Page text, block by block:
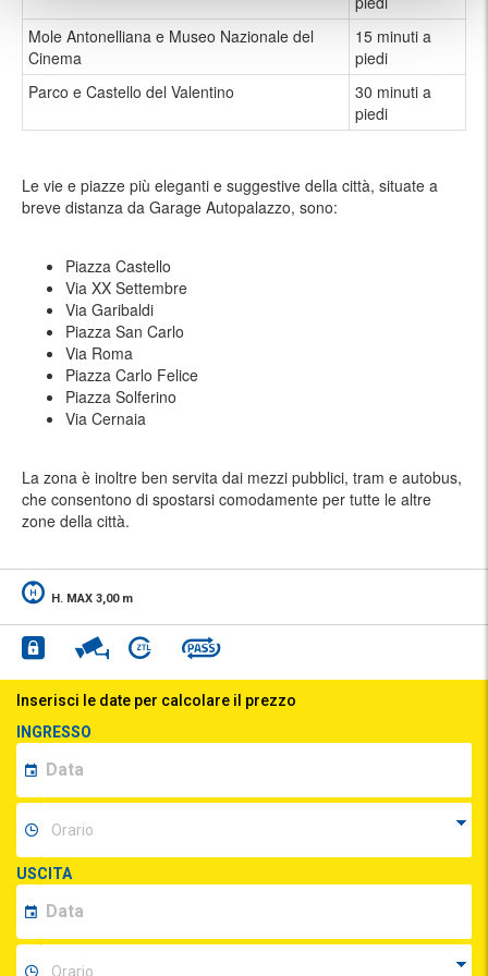
Mole Antonelliana e Museo Nazionale del
Cinema
15 minuti a
piedi
Parco e Castello del Valentino
30 minuti a
piedi
Le vie e piazze più eleganti e suggestive della città, situate a
breve distanza da Garage Autopalazzo, sono:
Piazza Castello
Via XX Settembre
Via Garibaldi
Piazza San Carlo
Via Roma
Piazza Carlo Felice
Piazza Solferino
Via Cernaia
La zona è inoltre ben servita dai mezzi pubblici, tram e autobus,
che consentono di spostarsi comodamente per tutte le altre
zone della città.
H. MAX 3,00 m
Inserisci le date per calcolare il prezzo
INGRESSO
USCITA